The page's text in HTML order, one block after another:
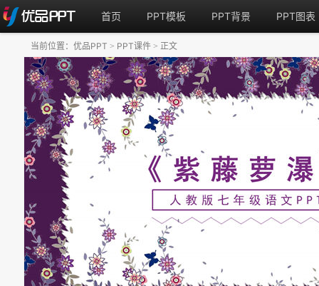
首页 PPT模板 PPT背景 PPT图表
当前位置： 优品PPT > PPT课件 > 正文